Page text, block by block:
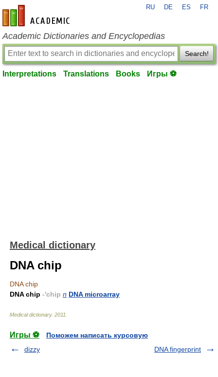
en-academic.com
RU DE ES FR
Academic Dictionaries and Encyclopedias
Search!
Interpretations Translations Books Игры ⚽
Medical dictionary
DNA chip
DNA chip
DNA chip -'chip n DNA microarray
Medical dictionary. 2011
Игры ⚽
Поможем написать курсовую
dizzy
DNA fingerprint